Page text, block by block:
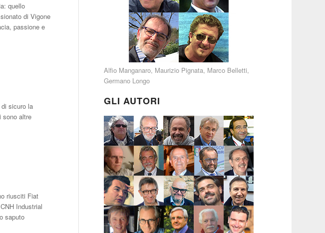
quello
di Vigone
passione e
sicuro la
sono altre
riusciti Fiat
Industrial
saputo
Alfio Manganaro, Maurizio Pignata, Marco Belletti,
Germano Longo
GLI AUTORI